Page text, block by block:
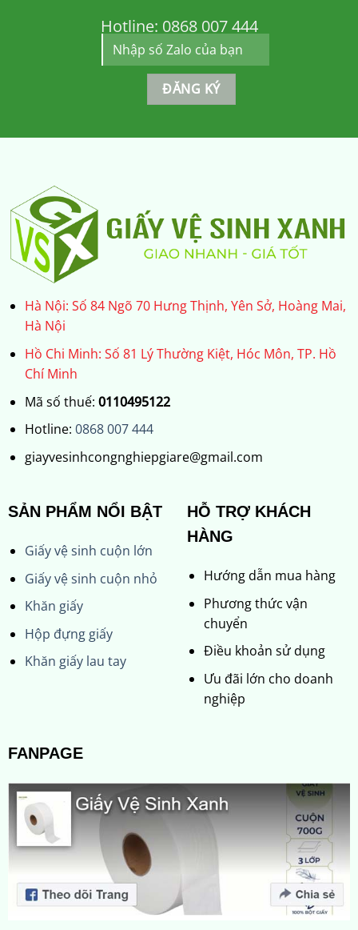
Hotline: 0868 007 444
Hà Nội: Số 84 Ngõ 70 Hưng Thịnh, Yên Sở, Hoàng Mai,
Hà Nội
Hồ Chi Minh: Số 81 Lý Thường Kiệt, Hóc Môn, TP. Hồ
Chí Minh
Mã số thuế: 0110495122
Hotline: 0868 007 444
giayvesinhcongnghiepgiare@gmail.com
SẢN PHẨM NỔI BẬT
Giấy vệ sinh cuộn lớn
Giấy vệ sinh cuộn nhỏ
Khăn giấy
Hộp đựng giấy
Khăn giấy lau tay
HỖ TRỢ KHÁCH
HÀNG
Hướng dẫn mua hàng
Phương thức vận
chuyển
Điều khoản sử dụng
Ưu đãi lớn cho doanh
nghiệp
FANPAGE